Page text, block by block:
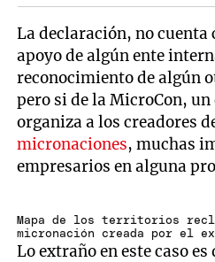
La declaración, no cuenta
apoyo de algún ente
reconocimiento de algún
pero si de la MicroCon, un
organiza a los creadores
micronaciones, muchas
empresarios en alguna
Mapa de los territorios
micronación creada por el
Lo extraño en este caso